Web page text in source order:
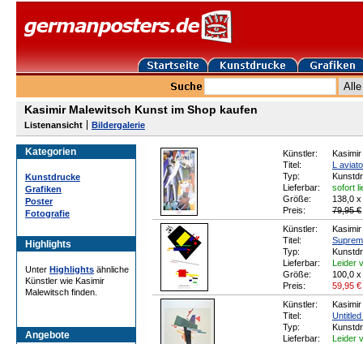
Kasimir Malewitsch Kunst im Shop kaufen
Listenansicht Bildergalerie
Kategorien
Kunstdrucke
Grafiken
Poster
Fotografie
Highlights
Unter Highlights ähnliche
Künstler wie Kasimir
Malewitsch finden.
Angebote
Künstler:
Titel:
L
Typ:
Lieferbar:
sofort
Größe:
138,0
Preis:
79,95 €
Künstler:
Titel:
Typ:
Lieferbar:
Leider
Größe:
100,0
Preis:
59,95 €
Künstler:
Titel:
Typ:
Lieferbar:
Leider